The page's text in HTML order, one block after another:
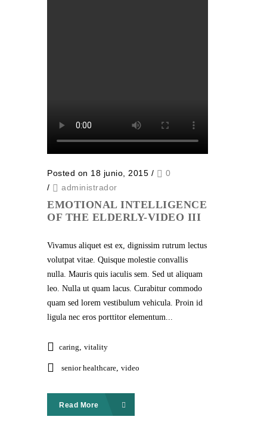
Posted on 18 junio, 2015 /
0
/
administrador
EMOTIONAL INTELLIGENCE
OF THE ELDERLY-VIDEO III
Vivamus aliquet est ex, dignissim rutrum lectus
volutpat vitae. Quisque molestie convallis
nulla. Mauris quis iaculis sem. Sed ut aliquam
leo. Nulla ut quam lacus. Curabitur commodo
quam sed lorem vestibulum vehicula. Proin id
ligula nec eros porttitor elementum...
caring, vitality
senior healthcare, video
Read More